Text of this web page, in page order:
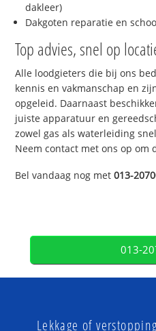
dakleer)
Dakgoten reparatie en
Top advies, snel op
Alle loodgieters die bij ons
kennis en vakmanschap en
opgeleid. Daarnaast
juiste apparatuur en
zowel gas als waterleiding
Neem contact met ons op om
Bel vandaag nog met013-
013-
Lekkage of